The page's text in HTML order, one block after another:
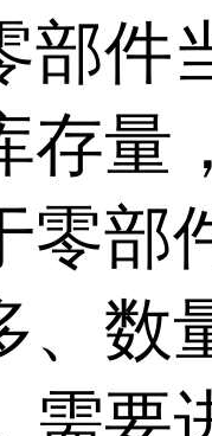
部件
存量
零部
、数